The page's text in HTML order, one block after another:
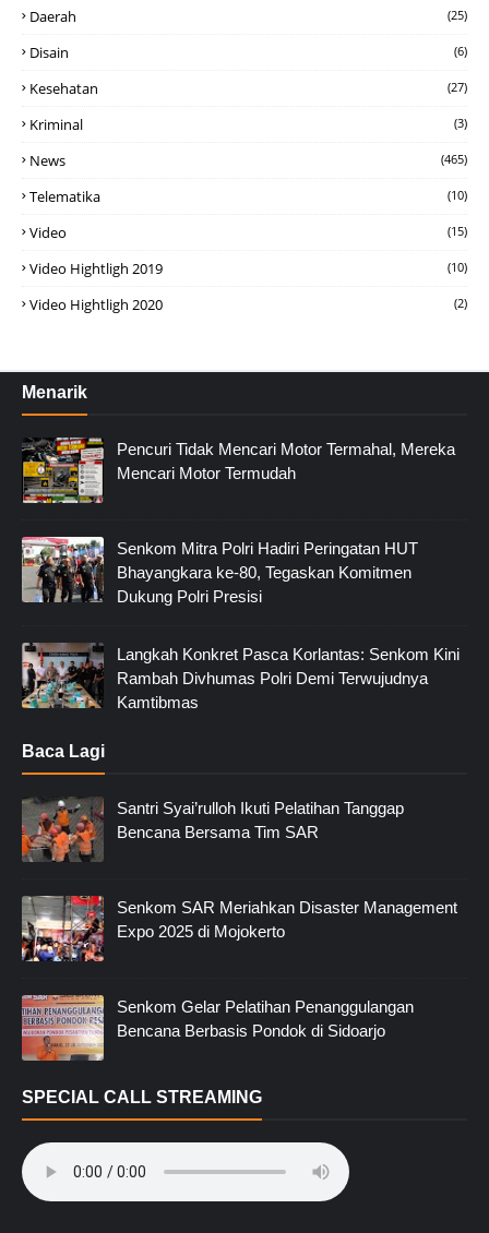
Daerah (25)
Disain (6)
Kesehatan (27)
Kriminal (3)
News (465)
Telematika (10)
Video (15)
Video Hightligh 2019 (10)
Video Hightligh 2020 (2)
Menarik
Pencuri Tidak Mencari Motor Termahal, Mereka
Mencari Motor Termudah
Senkom Mitra Polri Hadiri Peringatan HUT
Bhayangkara ke-80, Tegaskan Komitmen
Dukung Polri Presisi
Langkah Konkret Pasca Korlantas: Senkom Kini
Rambah Divhumas Polri Demi Terwujudnya
Kamtibmas
Baca Lagi
Santri Syai’rulloh Ikuti Pelatihan Tanggap
Bencana Bersama Tim SAR
Senkom SAR Meriahkan Disaster Management
Expo 2025 di Mojokerto
Senkom Gelar Pelatihan Penanggulangan
Bencana Berbasis Pondok di Sidoarjo
SPECIAL CALL STREAMING